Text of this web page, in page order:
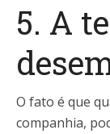
5. A
O fato é que
companhia,